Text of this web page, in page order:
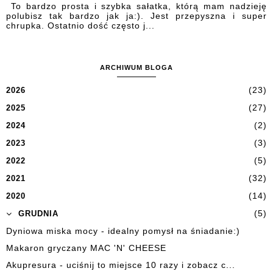
To bardzo prosta i szybka sałatka, którą mam nadzieję
polubisz tak bardzo jak ja:). Jest przepyszna i super
chrupka. Ostatnio dość często j...
ARCHIWUM BLOGA
2026 (23)
2025 (27)
2024 (2)
2023 (3)
2022 (5)
2021 (32)
2020 (14)
GRUDNIA
(5)
Dyniowa miska mocy - idealny pomysł na śniadanie:)
Makaron gryczany MAC 'N' CHEESE
Akupresura - uciśnij to miejsce 10 razy i zobacz c...